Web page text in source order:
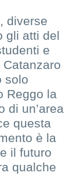
diverse
gli atti del
e
solo
Reggo la
di un’area
questa
è la
il futuro
qualche